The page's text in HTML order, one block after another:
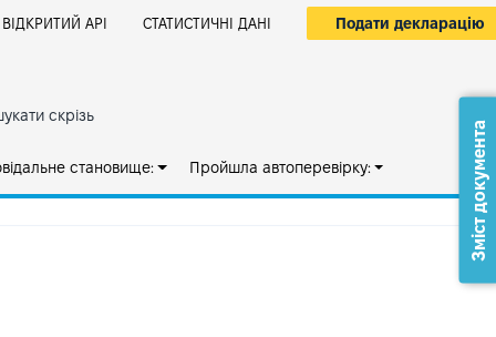
ВІДКРИТИЙ АРІ СТАТИСТИЧНІ ДАНІ Подати декларацію
скрізь
становище: Пройшла автоперевірку: Зміст документа